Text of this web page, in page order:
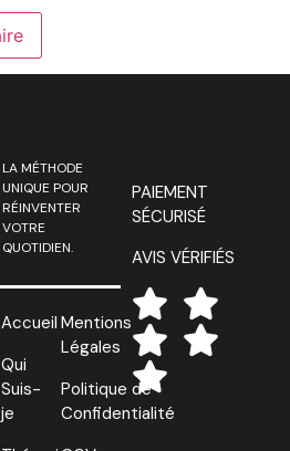
LA MÉTHODE
UNIQUE POUR
RÉINVENTER
VOTRE
QUOTIDIEN.
Accueil
Qui
Suis-
je
Mentions
Légales
Politique de
Confidentialité
PAIEMENT
SÉCURISÉ
AVIS VÉRIFIÉS